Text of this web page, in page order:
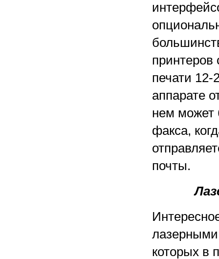
принтеров
печати
аппарате
нем может
факса,
почты.
которых в